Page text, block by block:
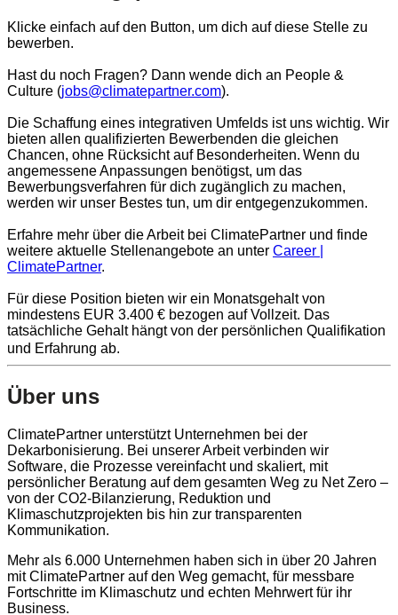
Klicke einfach auf den Button, um dich auf diese Stelle zu
bewerben.
Hast du noch Fragen? Dann wende dich an People &
Culture (jobs@climatepartner.com).
Die Schaffung eines integrativen Umfelds ist uns wichtig. Wir
bieten allen qualifizierten Bewerbenden die gleichen
Chancen, ohne Rücksicht auf Besonderheiten. Wenn du
angemessene Anpassungen benötigst, um das
Bewerbungsverfahren für dich zugänglich zu machen,
werden wir unser Bestes tun, um dir entgegenzukommen.
Erfahre mehr über die Arbeit bei ClimatePartner und finde
weitere aktuelle Stellenangebote an unter Career |
ClimatePartner.
Für diese Position bieten wir ein Monatsgehalt von
mindestens EUR 3.400 € bezogen auf Vollzeit. Das
tatsächliche Gehalt hängt von der persönlichen Qualifikation
und Erfahrung ab.
Über uns
ClimatePartner unterstützt Unternehmen bei der
Dekarbonisierung. Bei unserer Arbeit verbinden wir
Software, die Prozesse vereinfacht und skaliert, mit
persönlicher Beratung auf dem gesamten Weg zu Net Zero –
von der CO2-Bilanzierung, Reduktion und
Klimaschutzprojekten bis hin zur transparenten
Kommunikation.
Mehr als 6.000 Unternehmen haben sich in über 20 Jahren
mit ClimatePartner auf den Weg gemacht, für messbare
Fortschritte im Klimaschutz und echten Mehrwert für ihr
Business.